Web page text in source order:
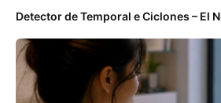
Detector de Temporal e Ciclones – El